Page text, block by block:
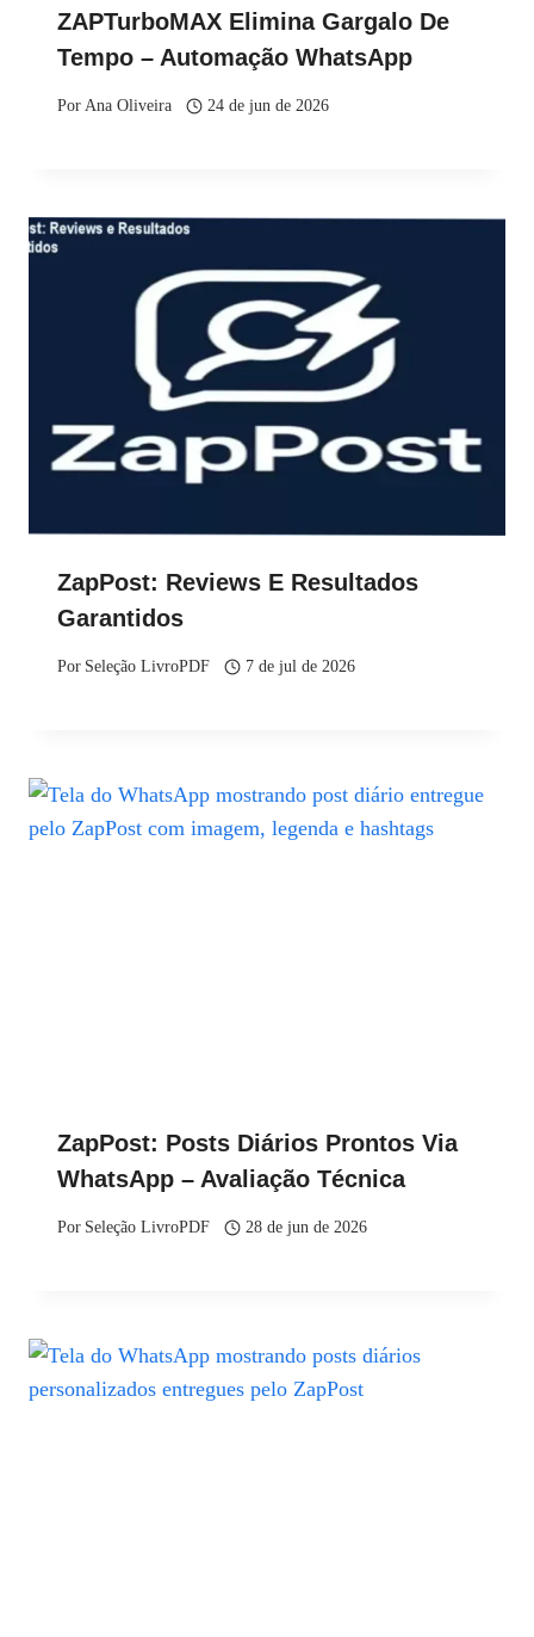
ZAPTurboMAX Elimina Gargalo De
Tempo – Automação WhatsApp
PorAna Oliveira 24 de jun de 2026
ZapPost: Reviews E Resultados
Garantidos
Por Seleção LivroPDF 7 de jul de 2026
ZapPost: Posts Diários Prontos Via
WhatsApp – Avaliação Técnica
Por Seleção LivroPDF 28 de jun de 2026